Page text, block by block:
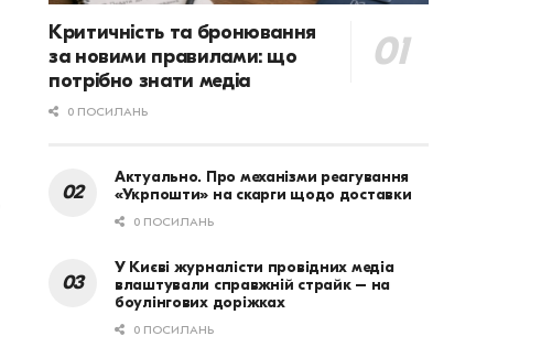
Критичність та бронювання
за новими правилами: що
потрібно знати медіа
0 ПОСИЛАНЬ
Актуально. Про механізми реагування
«Укрпошти» на скарги щодо доставки
0 ПОСИЛАНЬ
У Києві журналісти провідних медіа
влаштували справжній страйк – на
боулінгових доріжках
0 ПОСИЛАНЬ